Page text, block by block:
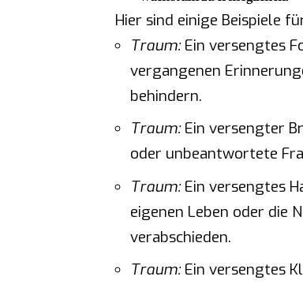
Hier sind einige Beispiele
Traum:Ein versengtes
vergangenen
behindern.
Traum:Ein versengter
oder unbeantwortete
Traum:Ein versengtes
eigenen Leben oder die
verabschieden.
Traum:Ein versengtes